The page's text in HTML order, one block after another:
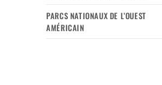
PARCS NATIONAUX DE L’OUEST
AMÉRICAIN